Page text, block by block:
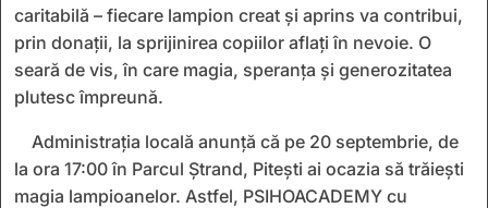
caritabilă – fiecare lampion creat și aprins va contribui,
prin donații, la sprijinirea copiilor aflați în nevoie. O
seară de vis, în care magia, speranța și generozitatea
plutesc împreună.
Administrația locală anunță că pe 20 septembrie, de
la ora 17:00 în Parcul Ștrand, Pitești ai ocazia să trăiești
magia lampioanelor. Astfel, PSIHOACADEMY cu